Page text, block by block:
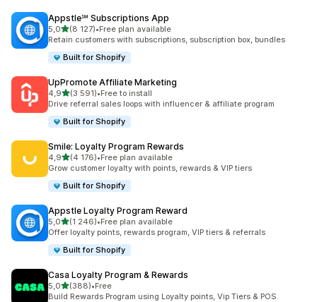
Appstle℠ Subscriptions App
5,0na 5 gwiazdek
(8 127)
Łączna liczba recenzji: 8127
•Free plan available
Retain customers with subscriptions, subscription box, bundles
Built for Shopify
UpPromote Affiliate Marketing
4,9na 5 gwiazdek
(3 591)
Łączna liczba recenzji: 3591
•Free to install
Drive referral sales loops with influencer & affiliate program
Built for Shopify
Smile: Loyalty Program Rewards
4,9na 5 gwiazdek
(4 176)
Łączna liczba recenzji: 4176
•Free plan available
Grow customer loyalty with points, rewards & VIP tiers
Built for Shopify
Appstle Loyalty Program Reward
5,0na 5 gwiazdek
(1 246)
Łączna liczba recenzji: 1246
•Free plan available
Offer loyalty points, rewards program, VIP tiers & referrals
Built for Shopify
Casa Loyalty Program & Rewards
5,0na 5 gwiazdek
(388)
Łączna liczba recenzji: 388
•Free
Build Rewards Program using Loyalty points, Vip Tiers & POS.